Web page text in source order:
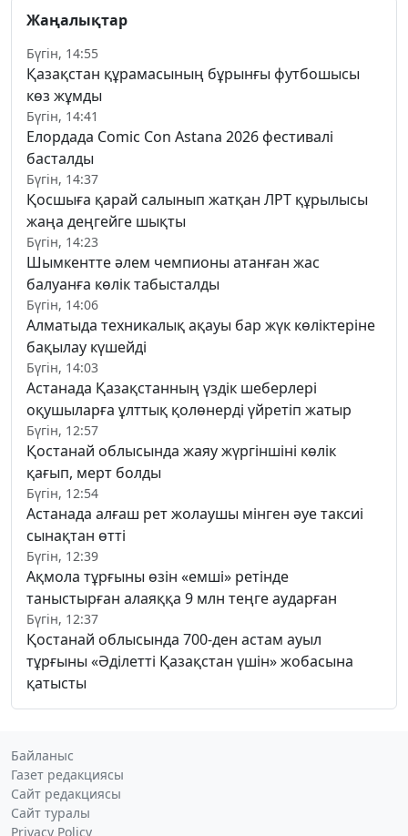
Жаңалықтар
Бүгін, 14:55
Қазақстан құрамасының бұрынғы футбошысы
көз жұмды
Бүгін, 14:41
Елордада Comic Con Astana 2026 фестивалі
басталды
Бүгін, 14:37
Қосшыға қарай салынып жатқан ЛРТ құрылысы
жаңа деңгейге шықты
Бүгін, 14:23
Шымкентте әлем чемпионы атанған жас
балуанға көлік табысталды
Бүгін, 14:06
Алматыда техникалық ақауы бар жүк көліктеріне
бақылау күшейді
Бүгін, 14:03
Астанада Қазақстанның үздік шеберлері
оқушыларға ұлттық қолөнерді үйретіп жатыр
Бүгін, 12:57
Қостанай облысында жаяу жүргіншіні көлік
қағып, мерт болды
Бүгін, 12:54
Астанада алғаш рет жолаушы мінген әуе таксиі
сынақтан өтті
Бүгін, 12:39
Ақмола тұрғыны өзін «емші» ретінде
таныстырған алаяққа 9 млн теңге аударған
Бүгін, 12:37
Қостанай облысында 700-ден астам ауыл
тұрғыны «Әділетті Қазақстан үшін» жобасына
қатысты
Байланыс
Газет редакциясы
Сайт редакциясы
Сайт туралы
Privacy Policy